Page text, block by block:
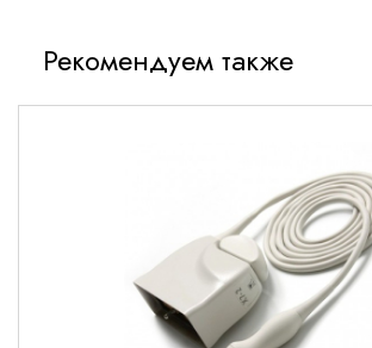
Высокая устойчивость к
Полная совместимость с УЗИ-
Технические
Геометрические
Тип: конвексный электронный
Радиус кривизны: 50 мм
Рекомендуем также